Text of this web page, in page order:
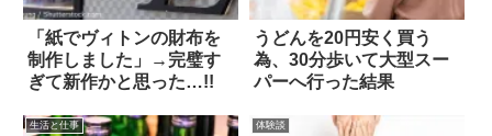
「紙でヴィトンの財布を
制作しました」→完璧す
ぎて新作かと思った…!!
うどんを20円安く買う
為、30分歩いて大型スー
パーへ行った結果
生活と仕事 体験談